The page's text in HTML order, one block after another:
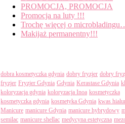
PROMOCJA, PROMOCJA
Promocja na luty !!!
Trochę więcej o
Makijaż permanentny!!!
dobra kosmetyczka gdynia dobry fryzjer dobry
fryzjer Fryzjer Gdynia Gdynia Kerastase Gdynia
koloryzacja gdynia koloryzacja Inoa kosmetyczka
kosmetyczka gdynia kosmetyka Gdynia kwas
Manicure manicure Gdynia manicure hybrydowy
semilac manicure shellac medycyna estetyczna